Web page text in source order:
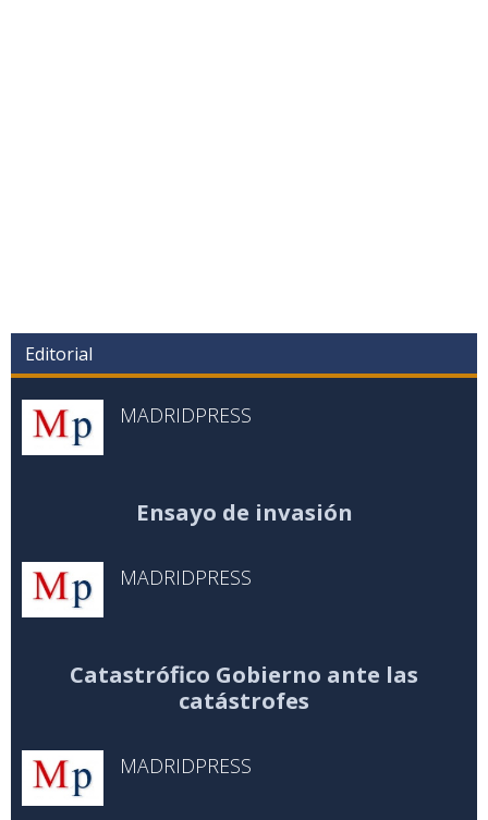
Editorial
MADRIDPRESS
Ensayo de invasión
MADRIDPRESS
Catastrófico Gobierno ante las
catástrofes
MADRIDPRESS